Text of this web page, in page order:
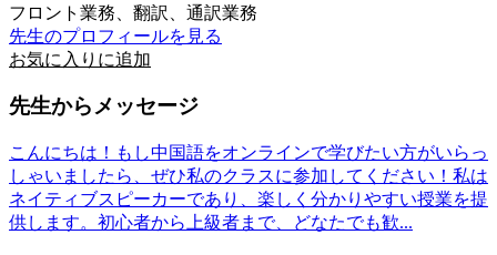
フロント業務、翻訳、通訳業務
先生のプロフィールを見る
お気に入りに追加
先生からメッセージ
こんにちは！もし中国語をオンラインで学びたい方がいらっ
しゃいましたら、ぜひ私のクラスに参加してください！私は
ネイティブスピーカーであり、楽しく分かりやすい授業を提
供します。初心者から上級者まで、どなたでも歓...